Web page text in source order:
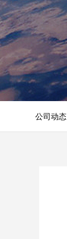
公司动态